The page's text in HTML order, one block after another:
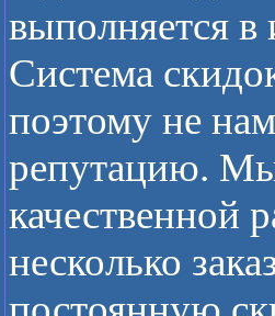
выполняется
Система
поэтому не
репутацию. Мы
качественной
несколько